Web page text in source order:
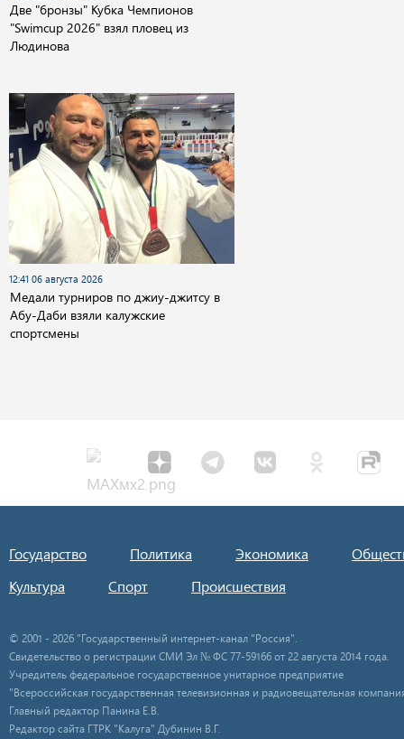
Две "бронзы" Кубка Чемпионов
"Swimcup 2026" взял пловец из
Людинова
12:41 06 августа 2026
Медали турниров по джиу-джитсу в
Абу-Даби взяли калужские
спортсмены
Государство Политика Экономика
Культура
Спорт Происшествия
© 2001 - 2026 "Государственный интернет-канал "Россия".
Свидетельство о регистрации СМИ Эл № ФС 77-59166 от 22 августа 2014 года.
Учредитель федеральное государственное унитарное предприятие
"Всероссийская государственная телевизионная и радиовещательная
Главный редактор Панина Е.В.
Редактор сайта ГТРК "Калуга" Дубинин В.Г.